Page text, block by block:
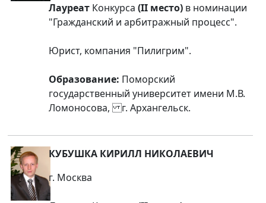
Лауреат Конкурса (II место) в номинации
"Гражданский и арбитражный процесс".
Юрист, компания "Пилигрим".
Образование: Поморский
государственный университет имени М.В.
Ломоносова, г. Архангельск.
КУБУШКА КИРИЛЛ НИКОЛАЕВИЧ
г. Москва